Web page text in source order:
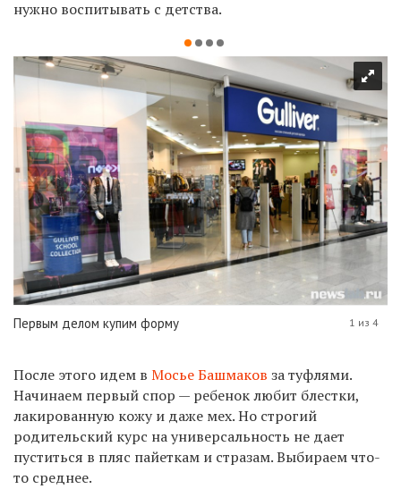
нужно воспитывать с детства.
Первым делом купим форму 1 из 4
После этого идем в Мосье Башмаков за туфлями.
Начинаем первый спор — ребенок любит блестки,
лакированную кожу и даже мех. Но строгий
родительский курс на универсальность не дает
пуститься в пляс пайеткам и стразам. Выбираем что-
то среднее.